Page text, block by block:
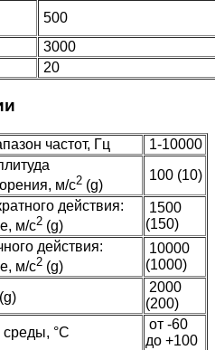
500
3000
20
частот, Гц
1-10000
м/с2 (g)
100 (10)
действия:
м/с2 (g)
1500
(150)
действия:
м/с2 (g)
10000
(1000)
(g)
2000
(200)
°C
от -60
до +100